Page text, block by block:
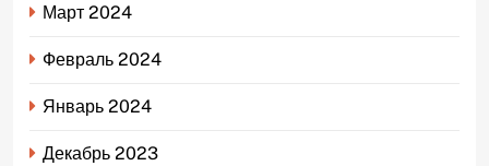
Март 2024
Февраль 2024
Январь 2024
Декабрь 2023